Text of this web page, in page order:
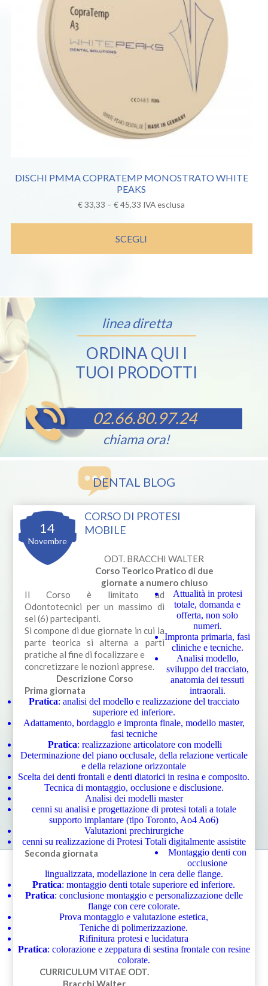
DISCHI PMMA COPRATEMP MONOSTRATO WHITE
PEAKS
€33,33 –€45,33 IVA esclusa
SCEGLI
linea diretta
ORDINA QUI I
TUOI PRODOTTI
02.66.80.97.24
chiama ora!
DENTAL BLOG
14
Novembre
CORSO DI PROTESI
MOBILE
ODT. BRACCHI WALTER
Corso Teorico Pratico di due
giornate a numero chiuso
Il Corso è limitato ad
Odontotecnici per un massimo di
sei (6) partecipanti.
Si compone di due giornate in cui la
parte teorica si alterna a parti
pratiche al fine di focalizzare e
concretizzare le nozioni apprese.
Descrizione Corso
Prima giornata
Attualità in protesi
totale, domanda e
offerta, non solo
numeri.
Impronta primaria, fasi
cliniche e tecniche.
Analisi modello,
sviluppo del tracciato,
anatomia dei tessuti
intraorali.
Pratica: analisi del modello e realizzazione del tracciato
superiore ed inferiore.
Adattamento, bordaggio e impronta finale, modello master,
fasi tecniche
Pratica: realizzazione articolatore con modelli
Determinazione del piano occlusale, della relazione verticale
e della relazione orizzontale
Scelta dei denti frontali e denti diatorici in resina e composito.
Tecnica di montaggio, occlusione e disclusione.
Analisi dei modelli master
cenni su analisi e progettazione di protesi totali a totale
supporto implantare (tipo Toronto, Ao4 Ao6)
Valutazioni prechirurgiche
cenni su realizzazione di Protesi Totali digitalmente assistite
Seconda giornata
Montaggio denti con
occlusione
lingualizzata, modellazione in cera delle flange.
Pratica: montaggio denti totale superiore ed inferiore.
Pratica: conclusione montaggio e personalizzazione delle
flange con cere colorate.
Prova montaggio e valutazione estetica,
Teniche di polimerizzazione.
Rifinitura protesi e lucidatura
Pratica: colorazione e zeppatura di sestina frontale con resine
colorate.
CURRICULUM VITAE ODT.
Bracchi Walter